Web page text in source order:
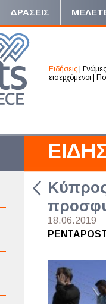
ΔΡΑΣΕΙΣ
Ειδήσεις
Γνώμες
εισερχόμενοι
18.06.2019